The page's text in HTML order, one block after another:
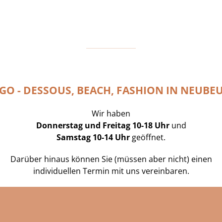
- DESSOUS, BEACH, FASHION IN
Wir haben
Donnerstag und Freitag 10-18 Uhrund
Samstag 10-14 Uhr geöffnet.
Darüber hinaus können Sie (müssen aber nicht) einen
individuellen Termin mit uns vereinbaren.